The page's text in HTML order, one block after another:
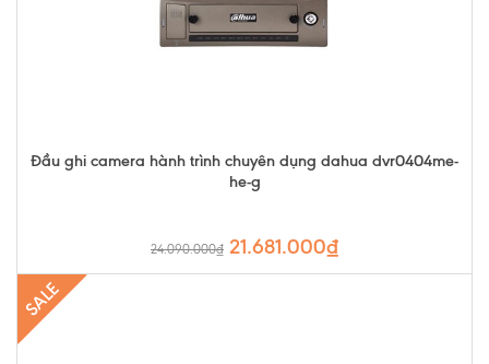
Đầu ghi camera hành trình chuyên dụng dahua dvr0404me-
he-g
24.090.000₫ 21.681.000₫
SALE